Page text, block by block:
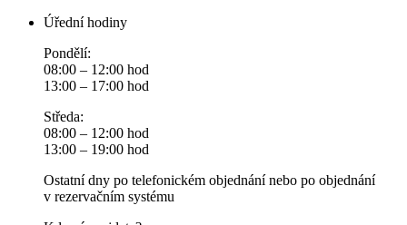
Úřední hodiny
Pondělí:
08:00 – 12:00 hod
13:00 – 17:00 hod
Středa:
08:00 – 12:00 hod
13:00 – 19:00 hod
Ostatní dny po telefonickém objednání nebo po objednání
v rezervačním systému